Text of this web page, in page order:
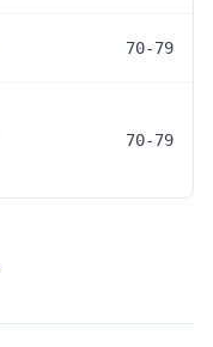
70-79
70-79